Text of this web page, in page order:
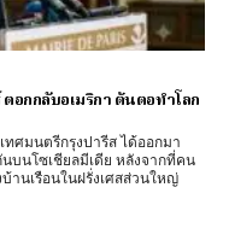
อกกลับอเมริกา ต้นตอทำโลก
ทศมนตรีกรุงปารีส ได้ออกมา
บนโซเชียลมีเดีย หลังจากที่คน
านเรือนในฝรั่งเศสส่วนใหญ่